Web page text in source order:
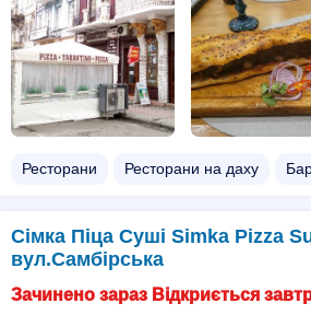
Ресторани Ресторани на даху
Сімка Піца Суші Simka Pizza
вул.Самбірська
Зачинено зараз Відкриється